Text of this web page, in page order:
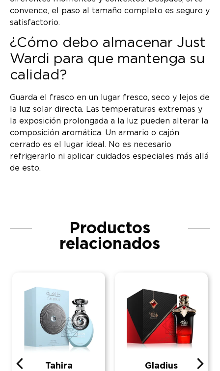
convence, el paso al tamaño completo es seguro y
satisfactorio.
¿Cómo debo almacenar Just
Wardi para que mantenga su
calidad?
Guarda el frasco en un lugar fresco, seco y lejos de
la luz solar directa. Las temperaturas extremas y
la exposición prolongada a la luz pueden alterar la
composición aromática. Un armario o cajón
cerrado es el lugar ideal. No es necesario
refrigerarlo ni aplicar cuidados especiales más allá
de esto.
Productos
relacionados
Tahira Gladius